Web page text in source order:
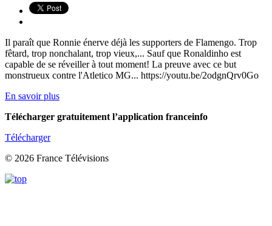
Il paraît que Ronnie énerve déjà les supporters de Flamengo. Trop
fêtard, trop nonchalant, trop vieux,... Sauf que Ronaldinho est
capable de se réveiller à tout moment! La preuve avec ce but
monstrueux contre l'Atletico MG... https://youtu.be/2odgnQrv0Go
En savoir plus
Télécharger gratuitement l’application franceinfo
Télécharger
© 2026 France Télévisions